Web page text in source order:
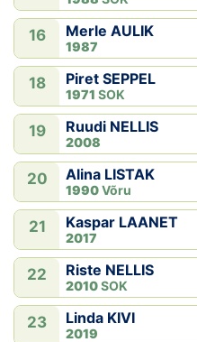
16 Merle AULIK
1987
18 Piret SEPPEL
1971 SOK
19 Ruudi NELLIS
2008
20 Alina LISTAK
1990Võru
21 Kaspar LAANET
2017
22 Riste NELLIS
2010SOK
23 Linda KIVI
2019